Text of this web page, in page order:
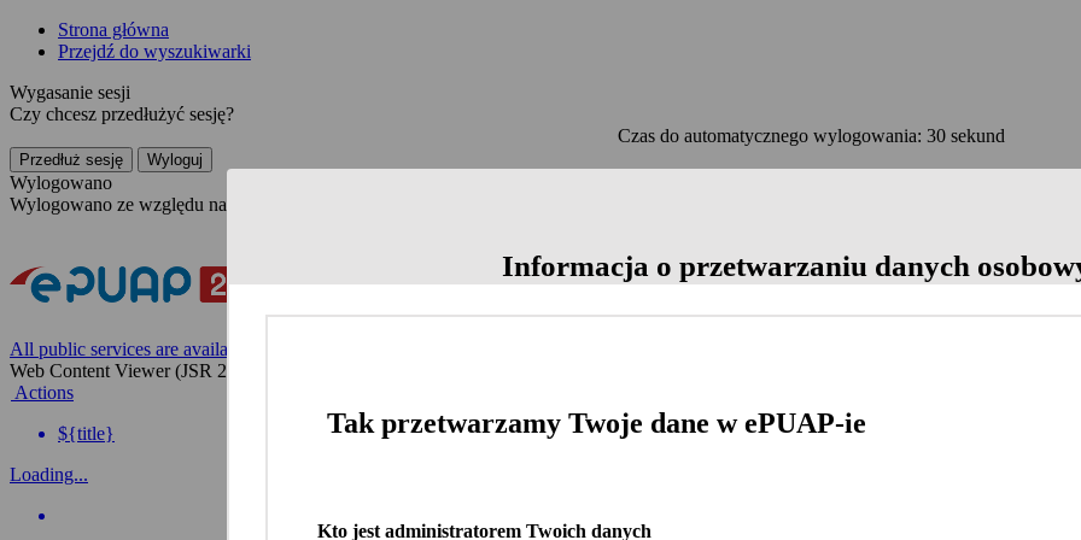
Strona główna
Przejdź do wyszukiwarki
Wygasanie sesji
Czy chcesz przedłużyć sesję?
Czas do automatycznego wylogowania: 30 sekund
Przedłuż sesję Wyloguj
Wylogowano
Wylogowano ze względu na nieaktywność
All public services are available on the Polish website
Informacja o przetwarzaniu danych
Tak przetwarzamy Twoje dane w ePUAP-ie
Kto jest administratorem Twoich danych
Web Content Viewer (JSR 286)
Actions
${title}
Loading...